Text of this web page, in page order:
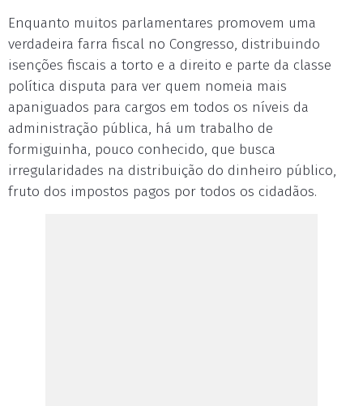
Enquanto muitos parlamentares promovem uma
verdadeira farra fiscal no Congresso, distribuindo
isenções fiscais a torto e a direito e parte da classe
política disputa para ver quem nomeia mais
apaniguados para cargos em todos os níveis da
administração pública, há um trabalho de
formiguinha, pouco conhecido, que busca
irregularidades na distribuição do dinheiro público,
fruto dos impostos pagos por todos os cidadãos.